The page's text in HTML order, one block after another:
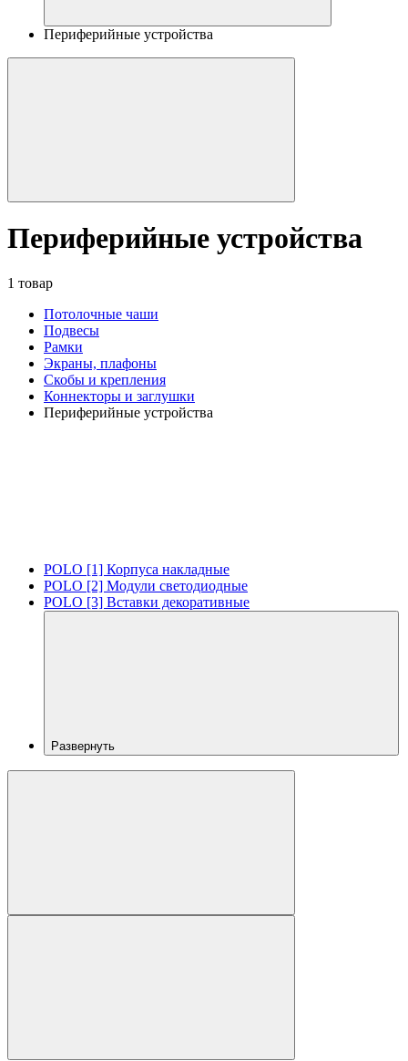
Периферийные устройства
Периферийные устройства
1 товар
Потолочные чаши
Подвесы
Рамки
Экраны, плафоны
Скобы и крепления
Коннекторы и заглушки
Периферийные устройства
POLO [1] Корпуса накладные
POLO [2] Модули светодиодные
POLO [3] Вставки декоративные
Развернуть